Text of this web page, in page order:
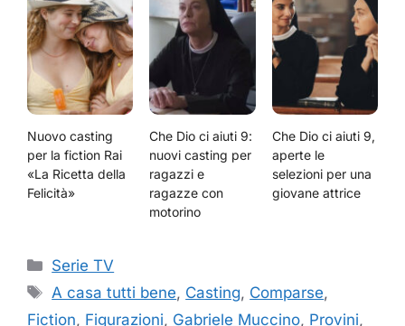
Nuovo casting
per la fiction Rai
«La Ricetta della
Felicità»
Che Dio ci aiuti 9:
nuovi casting per
ragazzi e
ragazze con
motorino
Che Dio ci aiuti 9,
aperte le
selezioni per una
giovane attrice
Categorie
Serie TV
Tag
A casa tutti bene, Casting, Comparse,
Fiction, Figurazioni, Gabriele Muccino, Provini,